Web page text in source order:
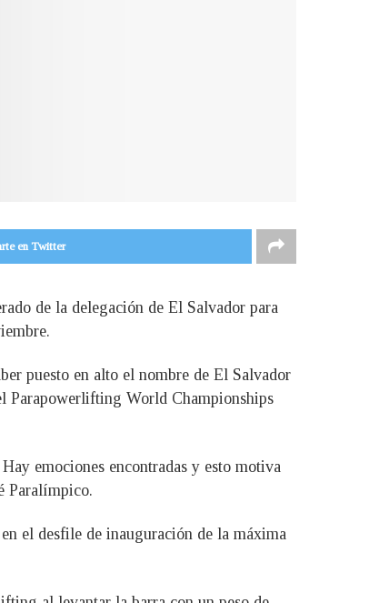
en Twitter
de la delegación de El Salvador para
puesto en alto el nombre de El Salvador
Parapowerlifting World Championships
emociones encontradas y esto motiva
Paralímpico.
el desfile de inauguración de la máxima